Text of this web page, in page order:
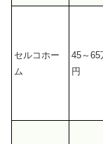
セルコホー
ム
45～65
円